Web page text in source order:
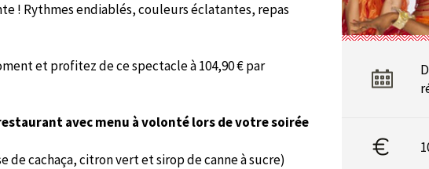
! Rythmes endiablés, couleurs éclatantes, repas
et profitez de ce spectacle à 104,90 € par
avec menu à volonté lors de votre soirée
de cachaça, citron vert et sirop de canne à sucre)